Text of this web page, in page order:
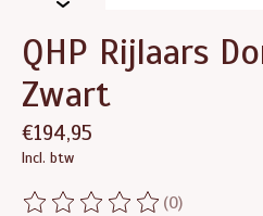
QHP Rijlaars
Zwart
€194,95
Incl. btw
(0)